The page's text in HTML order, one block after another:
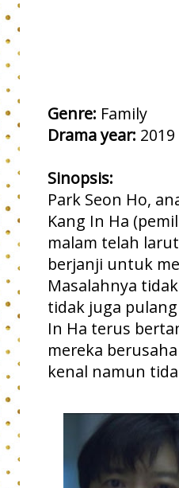
Genre: Family
Drama year: 2019
Sinopsis:
Park Seon Ho,
Kang In Ha
malam telah
berjanji untuk
Masalahnya
tidak juga
In Ha terus
mereka
kenal namun